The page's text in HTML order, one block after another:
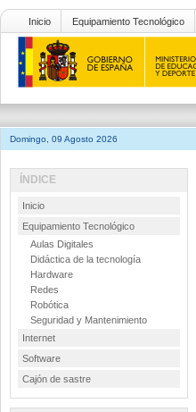
Inicio Equipamiento Tecnológico
Domingo, 09 Agosto 2026
ÍNDICE
Inicio
Equipamiento Tecnológico
Aulas Digitales
Didáctica de la tecnología
Hardware
Redes
Robótica
Seguridad y Mantenimiento
Internet
Software
Cajón de sastre